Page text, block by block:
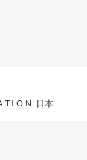
日本.